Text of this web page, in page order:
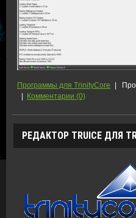
Программы для TrinityCore |
| Комментарии (0)
РЕДАКТОР TRUICE ДЛЯ